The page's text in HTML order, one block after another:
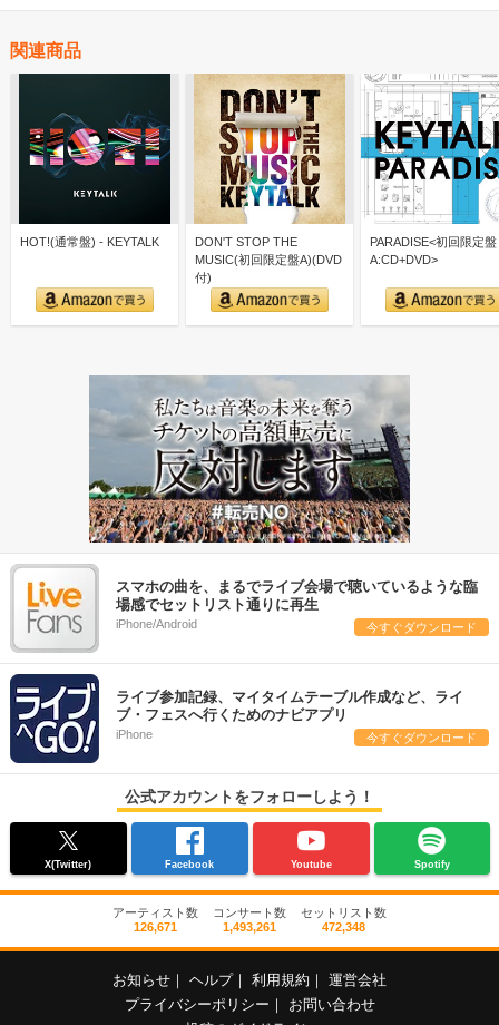
関連商品
HOT!(通常盤) - KEYTALK
DON'T STOP THE
MUSIC(初回限定盤A)(DVD
付)
PARADISE<初回限定盤
A:CD+DVD>
スマホの曲を、まるでライブ会場で聴いているような臨
場感でセットリスト通りに再生
iPhone/Android 今すぐダウンロード
ライブ参加記録、マイタイムテーブル作成など、ライ
ブ・フェスへ行くためのナビアプリ
iPhone 今すぐダウンロード
公式アカウントをフォローしよう！
X(Twitter) Facebook Youtube Spotify
アーティスト数
126,671
コンサート数
1,493,261
セットリスト数
472,348
お知らせ ヘルプ 利用規約
運営会社
プライバシーポリシー
お問い合わせ